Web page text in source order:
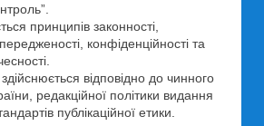
принципів законності,
конфіденційності та
відповідно до чинного
редакційної політики видання
публікаційної етики.